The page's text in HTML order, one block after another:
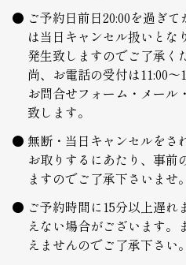
ご予約日前日20:00を過ぎ
は当日キャンセル扱いとな
発生致しますのでご了承く
尚、お電話の受付は11:00～
お問合せフォーム・メー
致します。
無断・当日キャンセルをさ
お取りするにあたり、事前
ますのでご了承下さいませ。
ご予約時間に15分以上遅
えない場合がございます。
えませんのでご了承下さい。